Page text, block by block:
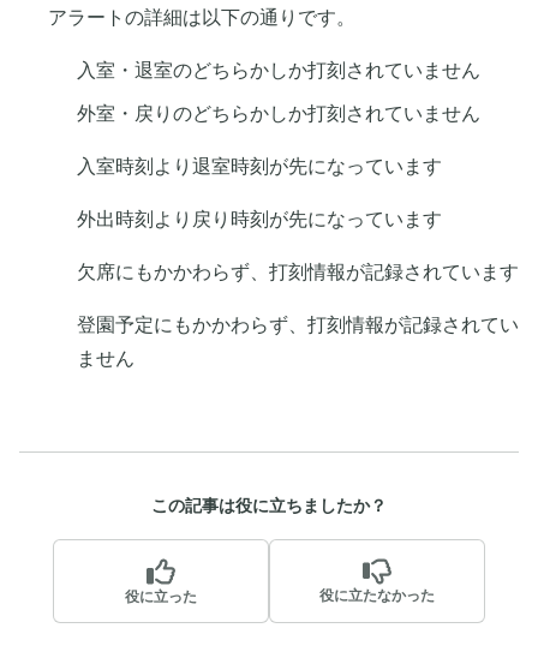
アラートの詳細は以下の通りです。
入室・退室のどちらかしか打刻されていません
外室・戻りのどちらかしか打刻されていません
入室時刻より退室時刻が先になっています
外出時刻より戻り時刻が先になっています
欠席にもかかわらず、打刻情報が記録されています
登園予定にもかかわらず、打刻情報が記録されてい
ません
この記事は役に立ちましたか？
役に立った 役に立たなかった